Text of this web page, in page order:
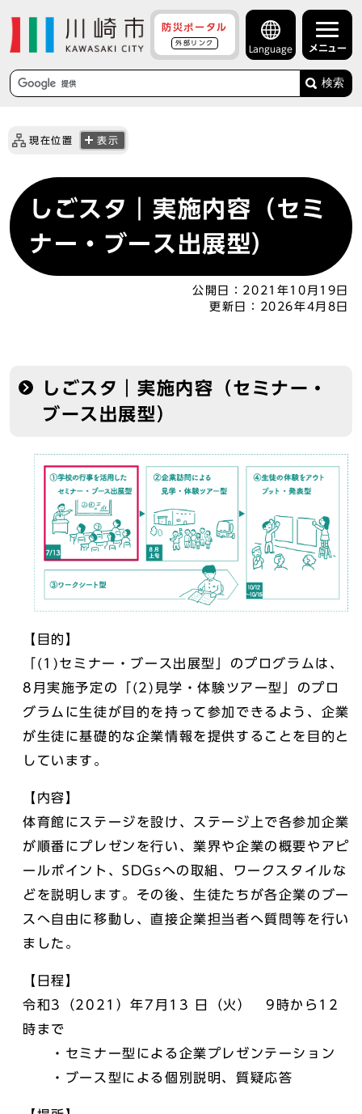
防災ポータル
外部リンク
Language メニュー
検索
現在位置 表示
しごスタ｜実施内容（セミ
ナー・ブース出展型）
公開日： 2021年10月19日
更新日：
2026年4月8日
しごスタ｜実施内容（セミナー・
ブース出展型）
【目的】
「(1)セミナー・ブース出展型」のプログラムは、
8月実施予定の「(2)見学・体験ツアー型」のプロ
グラムに生徒が目的を持って参加できるよう、企業
が生徒に基礎的な企業情報を提供することを目的と
しています。
【内容】
体育館にステージを設け、ステージ上で各参加企業
が順番にプレゼンを行い、業界や企業の概要やアピ
ールポイント、SDGsへの取組、ワークスタイルな
どを説明します。その後、生徒たちが各企業のブー
スへ自由に移動し、直接企業担当者へ質問等を行い
ました。
【日程】
令和3（2021）年7月13 日（火） 9時から12
時まで
・セミナー型による企業プレゼンテーション
・ブース型による個別説明、質疑応答